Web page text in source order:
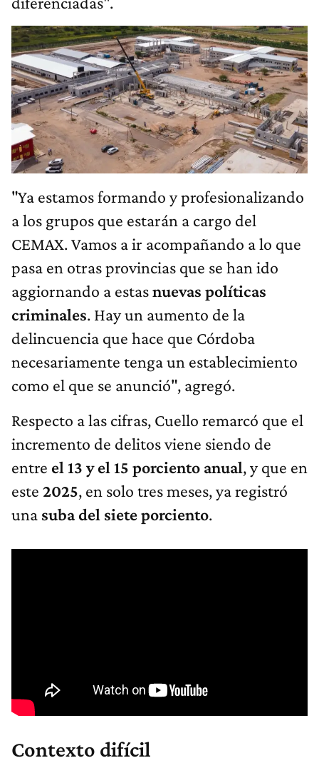
"Ya estamos formando y profesionalizando
a los grupos que estarán a cargo del
CEMAX. Vamos a ir acompañando a lo que
pasa en otras provincias que se han ido
aggiornando a estasnuevas políticas
criminales. Hay un aumento de la
delincuencia que hace que Córdoba
necesariamente tenga un establecimiento
como el que se anunció", agregó.
Respecto a las cifras, Cuello remarcó que el
incremento de delitos viene siendo de
entre el 13 y el 15 porciento anual, y que en
este 2025, en solo tres meses, ya registró
una suba del siete porciento.
Contexto difícil